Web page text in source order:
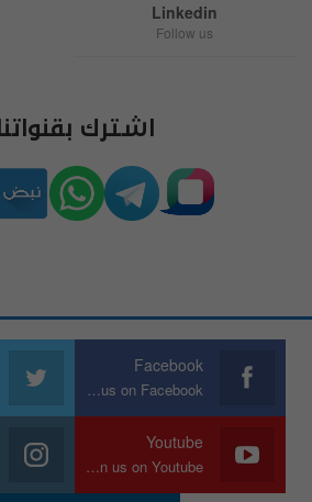
Linkedin
Follow us
اشترك بقنواتنا
Facebook
Join us on Facebook
Youtube
Join us on Youtube